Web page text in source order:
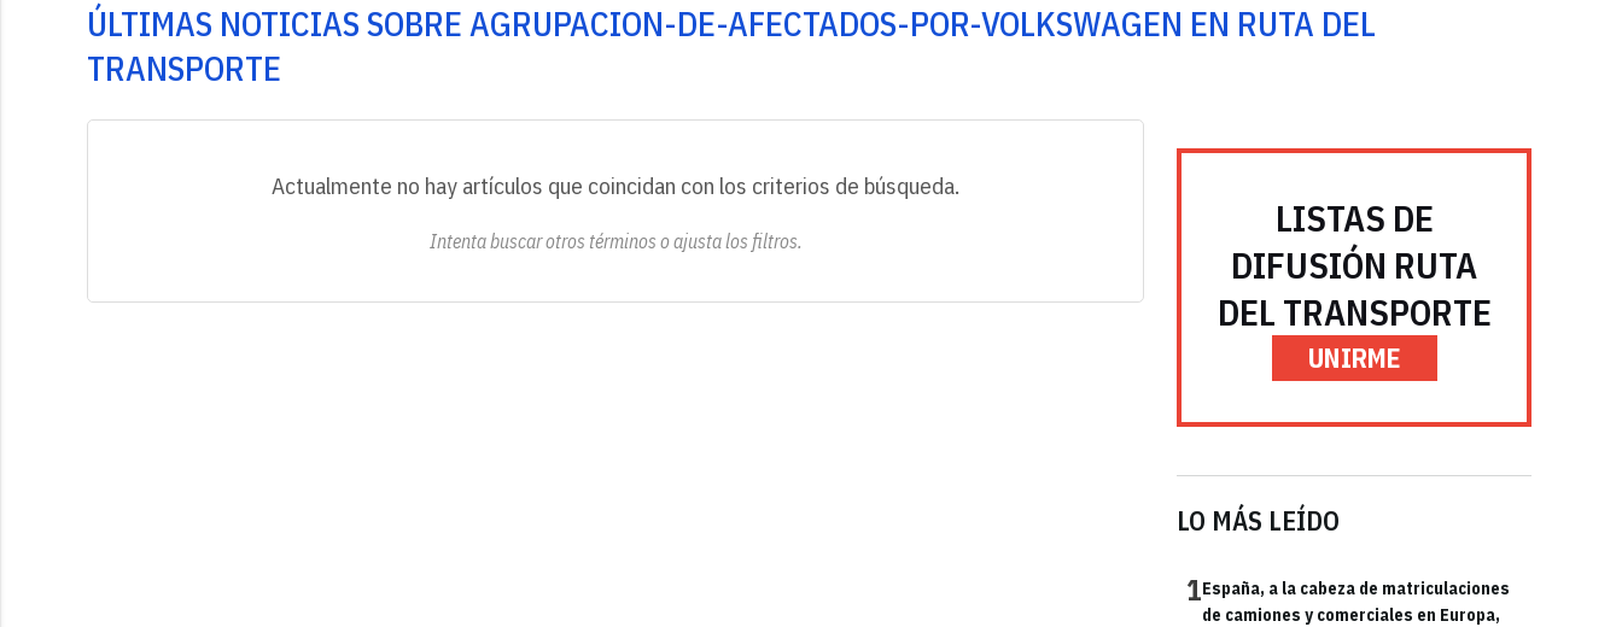
ÚLTIMAS NOTICIAS SOBRE AGRUPACION-DE-AFECTADOS-POR-VOLKSWAGEN EN RUTA DEL
TRANSPORTE
Actualmente no hay artículos que coincidan con los criterios de búsqueda.
Intenta buscar otros términos o ajusta los filtros.
LISTAS DE
DIFUSIÓN RUTA
DEL TRANSPORTE
UNIRME
LO MÁS LEÍDO
1España, a la cabeza de matriculaciones
de camiones y comerciales en Europa,